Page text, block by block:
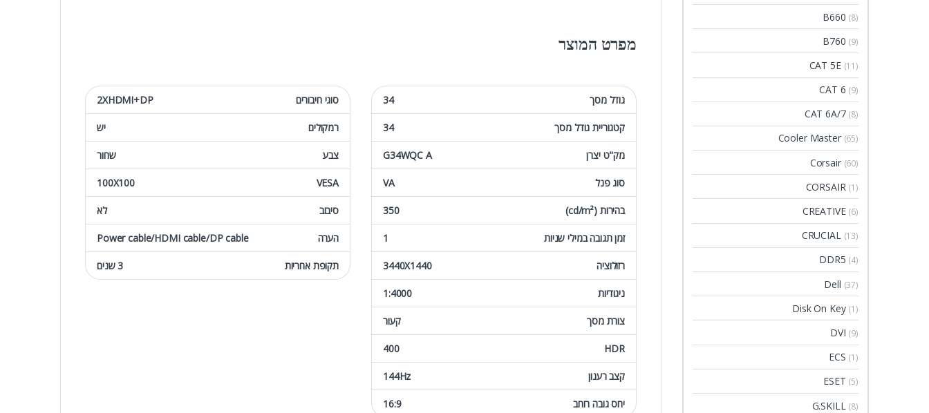
מפרט המוצר
גודל מסך 34
קטגוריית גודל מסך 34
מק"ט יצרן G34WQC A
סוג פנל VA
בהירות (cd/m²) 350
זמן תגובה במילי שניות 1
רזולוציה 3440X1440
ניגודיות 1:4000
צורת מסך קעור
HDR
400
קצב רענון 144Hz
יחס גובה רוחב 16:9
סוגי חיבורים 2XHDMI+DP
רמקולים יש
צבע שחור
VESA
100X100
סיבוב לא
הערה Power cable/HDMI cable/DP cable
תקופת אחריות 3 שנים
B660 (8)
B760 (9)
CAT 5E (11)
CAT 6 (9)
CAT 6A/7 (8)
Cooler Master (65)
Corsair (60)
CORSAIR (1)
CREATIVE (6)
CRUCIAL (13)
DDR5 (4)
Dell (37)
Disk On Key (1)
DVI (9)
ECS (1)
ESET (5)
G.SKILL (8)